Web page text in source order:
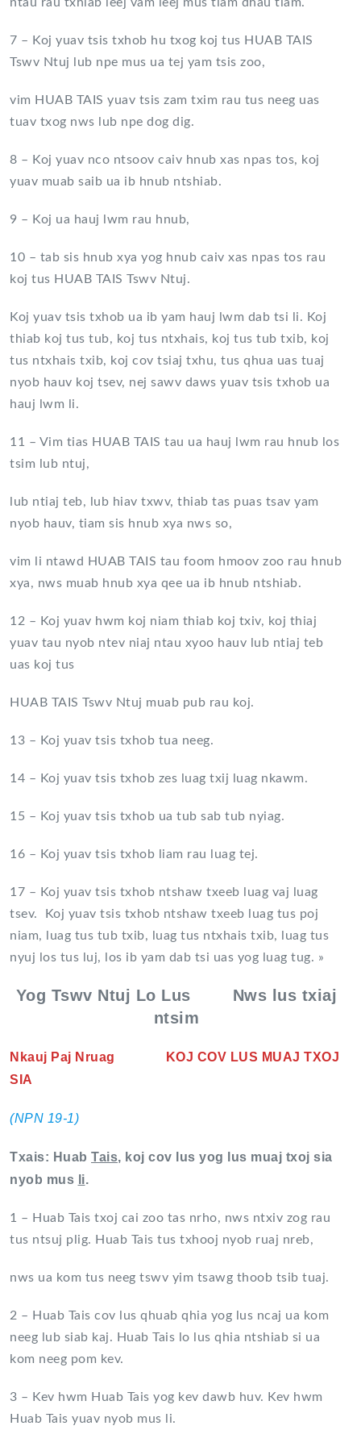
7 – Koj yuav tsis txhob hu txog koj tus HUAB TAIS
Tswv Ntuj lub npe mus ua tej yam tsis zoo,
vim HUAB TAIS yuav tsis zam txim rau tus neeg uas
tuav txog nws lub npe dog dig.
8 – Koj yuav nco ntsoov caiv hnub xas npas tos, koj
yuav muab saib ua ib hnub ntshiab.
9 – Koj ua hauj lwm rau hnub,
10 – tab sis hnub xya yog hnub caiv xas npas tos rau
koj tus HUAB TAIS Tswv Ntuj.
Koj yuav tsis txhob ua ib yam hauj lwm dab tsi li. Koj
thiab koj tus tub, koj tus ntxhais, koj tus tub txib, koj
tus ntxhais txib, koj cov tsiaj txhu, tus qhua uas tuaj
nyob hauv koj tsev, nej sawv daws yuav tsis txhob ua
hauj lwm li.
11 – Vim tias HUAB TAIS tau ua hauj lwm rau hnub los
tsim lub ntuj,
lub ntiaj teb, lub hiav txwv, thiab tas puas tsav yam
nyob hauv, tiam sis hnub xya nws so,
vim li ntawd HUAB TAIS tau foom hmoov zoo rau hnub
xya, nws muab hnub xya qee ua ib hnub ntshiab.
12 – Koj yuav hwm koj niam thiab koj txiv, koj thiaj
yuav tau nyob ntev niaj ntau xyoo hauv lub ntiaj teb
uas koj tus
HUAB TAIS Tswv Ntuj muab pub rau koj.
13 – Koj yuav tsis txhob tua neeg.
14 – Koj yuav tsis txhob zes luag txij luag nkawm.
15 – Koj yuav tsis txhob ua tub sab tub nyiag.
16 – Koj yuav tsis txhob liam rau luag tej.
17 – Koj yuav tsis txhob ntshaw txeeb luag vaj luag
tsev. Koj yuav tsis txhob ntshaw txeeb luag tus poj
niam, luag tus tub txib, luag tus ntxhais txib, luag tus
nyuj los tus luj, los ib yam dab tsi uas yog luag tug. »
Yog Tswv Ntuj Lo Lus Nws lus txiaj
ntsim
Nkauj Paj Nruag KOJ COV LUS MUAJ TXOJ
SIA
(NPN 19-1)
Txais: Huab Tais, koj cov lus yog lus muaj txoj sia
nyob mus li.
1 – Huab Tais txoj cai zoo tas nrho, nws ntxiv zog rau
tus ntsuj plig. Huab Tais tus txhooj nyob ruaj nreb,
nws ua kom tus neeg tswv yim tsawg thoob tsib tuaj.
2 – Huab Tais cov lus qhuab qhia yog lus ncaj ua kom
neeg lub siab kaj. Huab Tais lo lus qhia ntshiab si ua
kom neeg pom kev.
3 – Kev hwm Huab Tais yog kev dawb huv. Kev hwm
Huab Tais yuav nyob mus li.